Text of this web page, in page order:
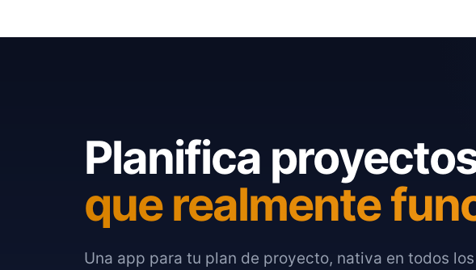
Planifica
que realmente
Una app para tu plan de proyecto, nativa en todos